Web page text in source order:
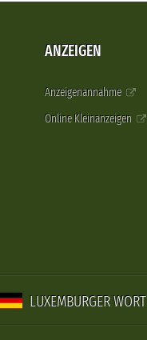
ANZEIGEN
Anzeigenannahme
Online Kleinanzeigen
LUXEMBURGER WORT